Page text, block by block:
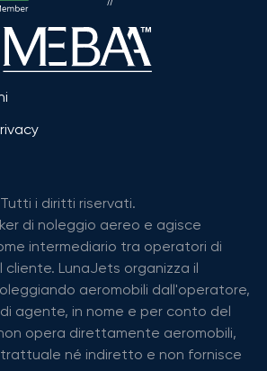
i diritti riservati.
di noleggio aereo e agisce
intermediario tra operatori di
cliente. LunaJets organizza il
aeromobili dall'operatore,
agente, in nome e per conto del
opera direttamente aeromobili,
né indiretto e non fornisce